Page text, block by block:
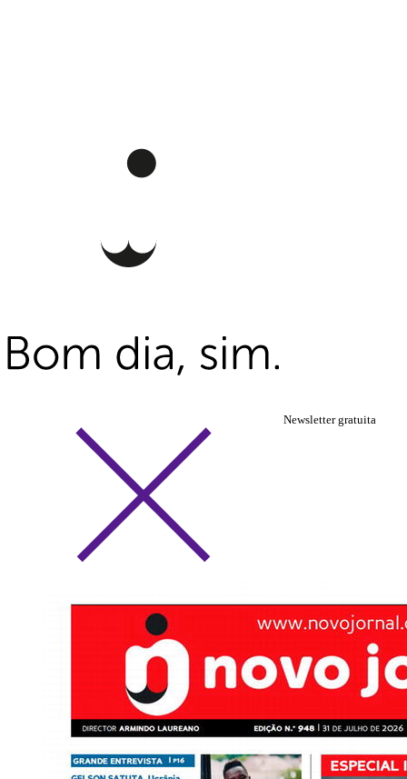
Newsletter gratuita